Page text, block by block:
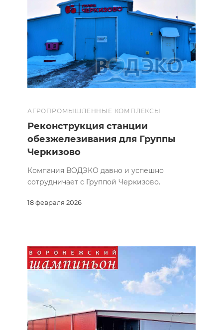
АГРОПРОМЫШЛЕННЫЕ КОМПЛЕКСЫ
18 февраля 2026
Реконструкция станции
обезжелезивания для Группы
Черкизово
Компания ВОДЭКО давно и успешно
сотрудничает с Группой Черкизово.